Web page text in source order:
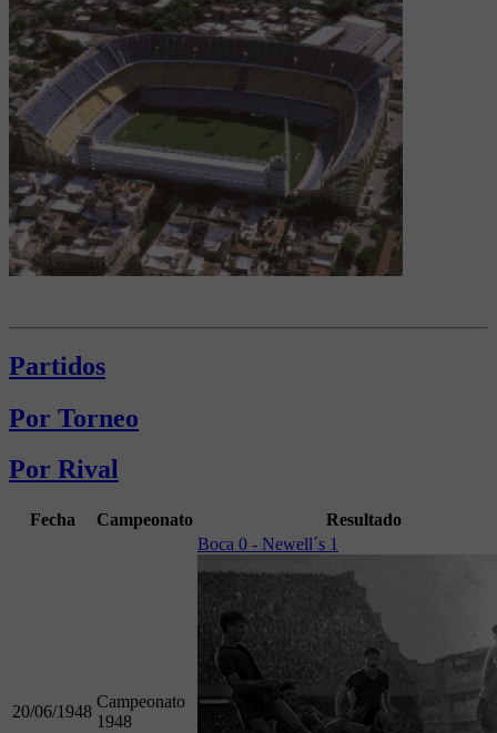
Partidos
Por Torneo
Por Rival
Fecha Campeonato Resultado
20/06/1948
Campeonato
1948
Boca 0 - Newell´s 1